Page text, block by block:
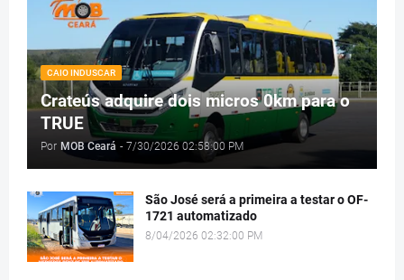
CAIO INDUSCAR
Crateús adquire dois micros 0km para o
TRUE
Por MOB Ceará - 7/30/2026 02:58:00 PM
São José será a primeira a testar o OF-
1721 automatizado
8/04/2026 02:32:00 PM